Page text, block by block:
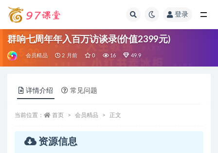
登录
群响七周年年入百万访谈录(价值2399元)
会员精品 2 月前 0 16 49.9
详情介绍 常见问题
当前位置： 首页 会员精品 正文
资源信息